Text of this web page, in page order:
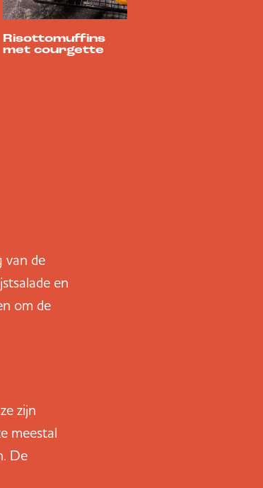
Risottomuffins
met courgette
van de
en
om de
zijn
meestal
De